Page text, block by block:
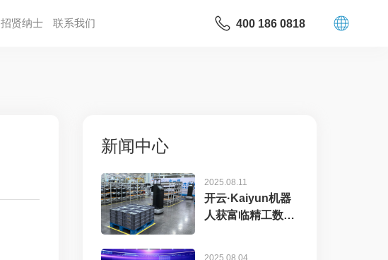
招贤纳⼠ 联系我们 400 186 0818
新闻中心
2025.08.11
开云·Kaiyun机器
人获富临精工数千
2025.08.04